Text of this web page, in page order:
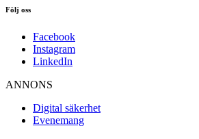
Följ oss
Facebook
Instagram
LinkedIn
ANNONS
Digital säkerhet
Evenemang